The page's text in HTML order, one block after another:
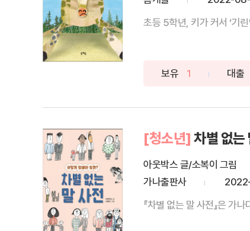
초등 5학년, 키가 커서 ‘기
보유 1 대출
[청소년] 차별 없는
아웃박스 글/소복이 그림
가나출판사
『차별 없는 말 사전』은 가